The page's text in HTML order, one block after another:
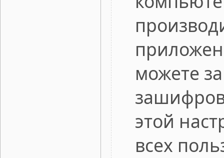
можете
этой
всех